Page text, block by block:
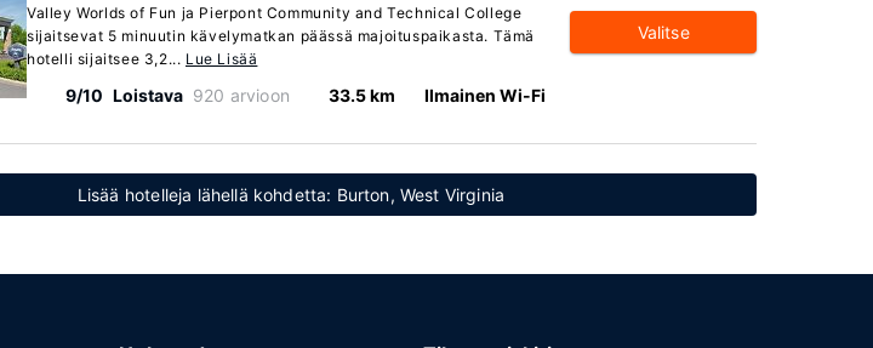
Valley Worlds of Fun ja Pierpont Community and Technical College
sijaitsevat 5 minuutin kävelymatkan päässä majoituspaikasta. Tämä
hotelli sijaitsee 3,2... Lue Lisää
9/10 Loistava 920 arvioon 33.5 km Ilmainen Wi-Fi
Valitse
Lisää hotelleja lähellä kohdetta: Burton, West Virginia